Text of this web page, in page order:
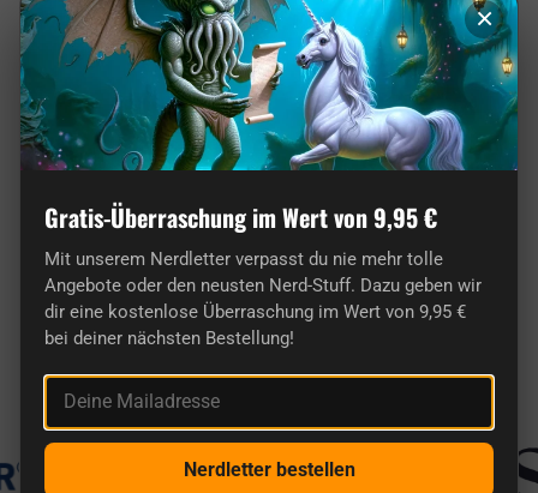
Hier findest du wirklich originelle Geschenke
für Nerds.
Bekannt aus
×
Gratis-Überraschung im Wert von 9,95 €
Mit unserem Nerdletter verpasst du nie mehr tolle
Angebote oder den neusten Nerd-Stuff. Dazu geben wir
dir eine kostenlose Überraschung im Wert von 9,95 €
bei deiner nächsten Bestellung!
Deine Mailadresse
Nerdletter bestellen